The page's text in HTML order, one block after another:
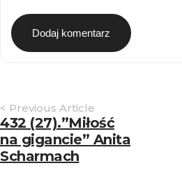
Navigation
< Previous Article
432 (27).”Miłość
na gigancie” Anita
Scharmach